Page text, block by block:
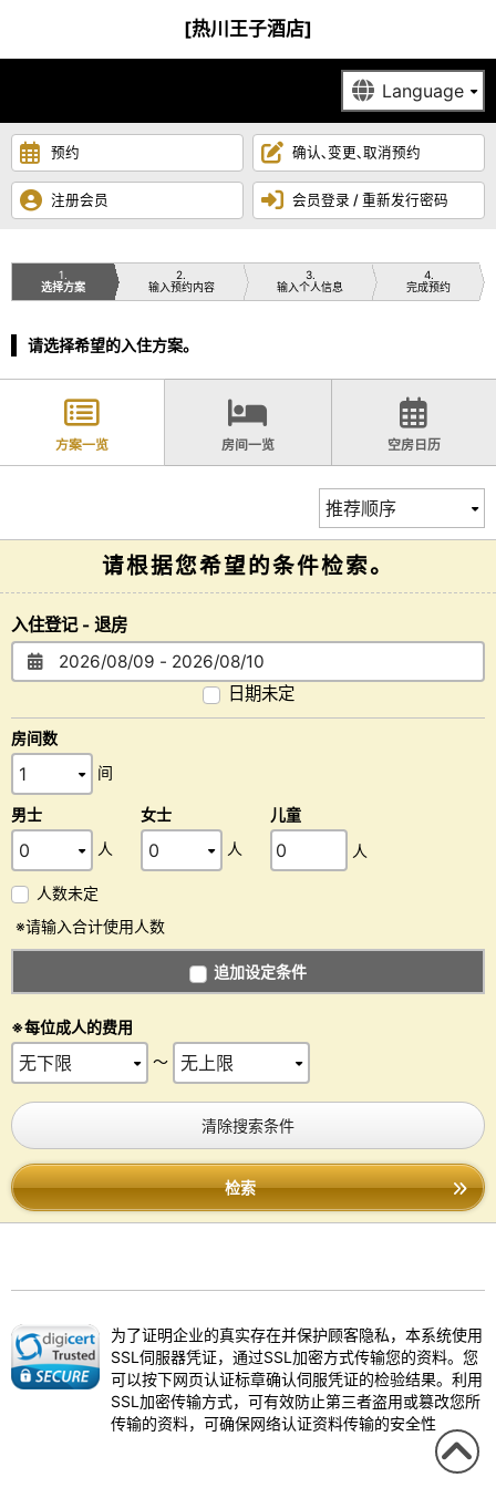
[热川王子酒店]
预约 确认､变更､取消预约
注册会员 会员登录 / 重新发行密码
1
选择方案
2
输入预约内容
3
输入个人信息
4
完成预约
请选择希望的入住方案。
方案一览 房间一览 空房日历
请根据您希望的条件检索。
入住登记 - 退房
日期未定
房间数
间
男士
人
女士
人
儿童
人
人数未定
※请输入合计使用人数
追加设定条件
※每位成人的费用
～
清除搜索条件
检索
为了证明企业的真实存在并保护顾客隐私，本系统使用
SSL伺服器凭证，通过SSL加密方式传输您的资料。您
可以按下网页认证标章确认伺服凭证的检验结果。利用
SSL加密传输方式，可有效防止第三者盗用或篡改您所
传输的资料，可确保网络认证资料传输的安全性